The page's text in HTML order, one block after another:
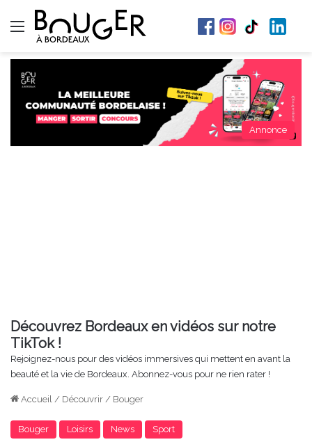
Menu
Annonce
Découvrez Bordeaux en vidéos sur notre
TikTok !
Rejoignez-nous pour des vidéos immersives qui mettent en avant la
beauté et la vie de Bordeaux. Abonnez-vous pour ne rien rater !
Accueil / Découvrir / Bouger
Bouger Loisirs News Sport